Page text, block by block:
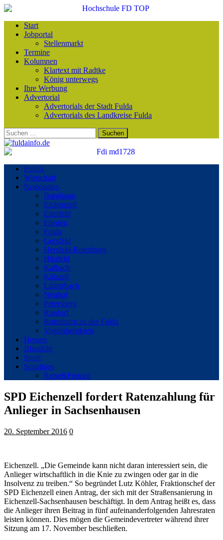
Start
Jobportal
Stellenmarkt
Termine
Kolumnen
Klartext mit Radtke
König unterwegs
Ihre Werbung
Advertorial
Advertorials der Stadt Fulda
Advertorials des Landkreise Fulda
Suchen
nach:
Politik
Wirtschaft
Regionales
Burghaun
Eichenzell
Eiterfeld
Flieden
Fulda
Gersfeld
Hersfeld-Rotenburg
Hünfeld
Kalbach
Künzell
Lauterbach
Neuhof
Petersberg
Rasdorf
Rotenburg an der Fulda
Vogelsbergkreis
Hessen
Blaulicht
Sport
Sonstiges
Reise&Freizeit
SPD Eichenzell fordert Ratenzahlung für
Anlieger in Sachsenhausen
20. September 2016 0
Eichenzell. „Die Gemeinde kann nicht daran interessiert sein, die
Anlieger wirtschaftlich in die Knie zu zwingen oder gar in die
Insolvenz zu treiben.“ So begründet Lutz Köhler, Fraktionschef der
SPD Eichenzell einen Antrag, der sich mit der Straßensanierung in
Eichenzell-Sachsenhausen beschäftigt. In dem Antrag heißt es, dass
die Anlieger ihren Beitrag in fünf aufeinanderfolgenden Jahresraten
leisten können. Dies mögen die Gemeindevertreter während ihrer
Sitzung am 17. November beschließen.